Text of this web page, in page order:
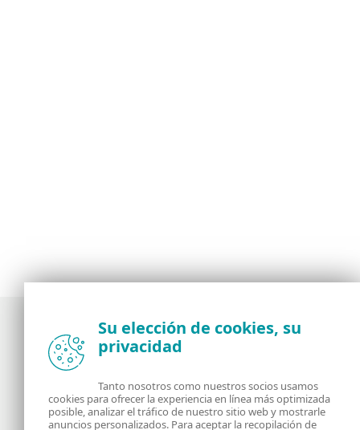
Noticias, opiniones y análisis de la comunidad de
seguridad de ESET
Acerca de RSS Feed
Su elección de cookies, su
privacidad
Tanto nosotros como nuestros socios usamos
cookies para ofrecer la experiencia en línea más optimizada
posible, analizar el tráfico de nuestro sitio web y mostrarle
anuncios personalizados. Para aceptar la recopilación de